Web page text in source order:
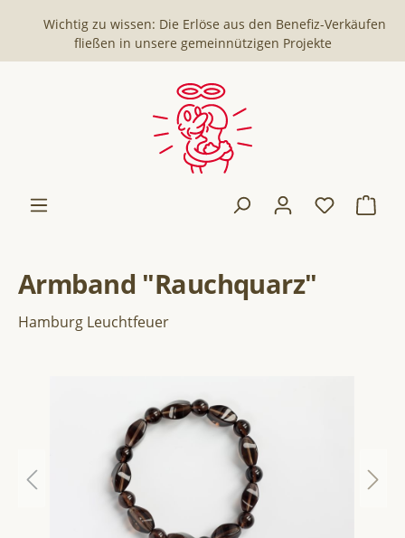
Wichtig zu wissen: Die Erlöse aus den Benefiz-Verkäufen
fließen in unsere gemeinnützigen Projekte
Armband "Rauchquarz"
Hamburg Leuchtfeuer